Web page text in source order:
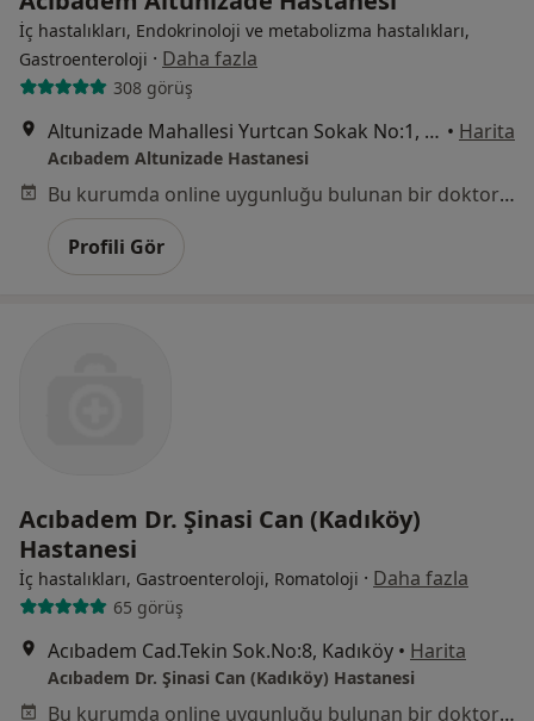
İç hastalıkları, Endokrinoloji ve metabolizma hastalıkları,
Gastroenteroloji · Daha fazla
308 görüş
Altunizade Mahallesi Yurtcan Sokak No:1, Üsküdar • Harita
Acıbadem Altunizade Hastanesi
Bu kurumda online uygunluğu bulunan bir doktor veya uzman bulunamadı
Profili Gör
Acıbadem Dr. Şinasi Can (Kadıköy)
Hastanesi
İç hastalıkları, Gastroenteroloji, Romatoloji · Daha fazla
65 görüş
Acıbadem Cad.Tekin Sok.No:8, Kadıköy • Harita
Acıbadem Dr. Şinasi Can (Kadıköy) Hastanesi
Bu kurumda online uygunluğu bulunan bir doktor veya uzman bulunamadı